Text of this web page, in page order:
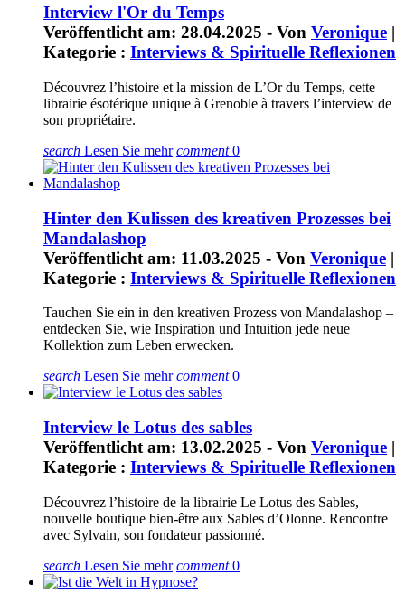
Interview l'Or du Temps
Veröffentlicht am: 28.04.2025 - Von Veronique |
Kategorie : Interviews & Spirituelle Reflexionen
Découvrez l’histoire et la mission de L’Or du Temps, cette
librairie ésotérique unique à Grenoble à travers l’interview de
son propriétaire.
search Lesen Sie mehr comment0
Hinter den Kulissen des kreativen Prozesses bei
Mandalashop
Veröffentlicht am: 11.03.2025 - Von Veronique |
Kategorie : Interviews & Spirituelle Reflexionen
Tauchen Sie ein in den kreativen Prozess von Mandalashop –
entdecken Sie, wie Inspiration und Intuition jede neue
Kollektion zum Leben erwecken.
search Lesen Sie mehr comment0
Interview le Lotus des sables
Veröffentlicht am: 13.02.2025 - Von Veronique |
Kategorie : Interviews & Spirituelle Reflexionen
Découvrez l’histoire de la librairie Le Lotus des Sables,
nouvelle boutique bien-être aux Sables d’Olonne. Rencontre
avec Sylvain, son fondateur passionné.
search Lesen Sie mehr comment0